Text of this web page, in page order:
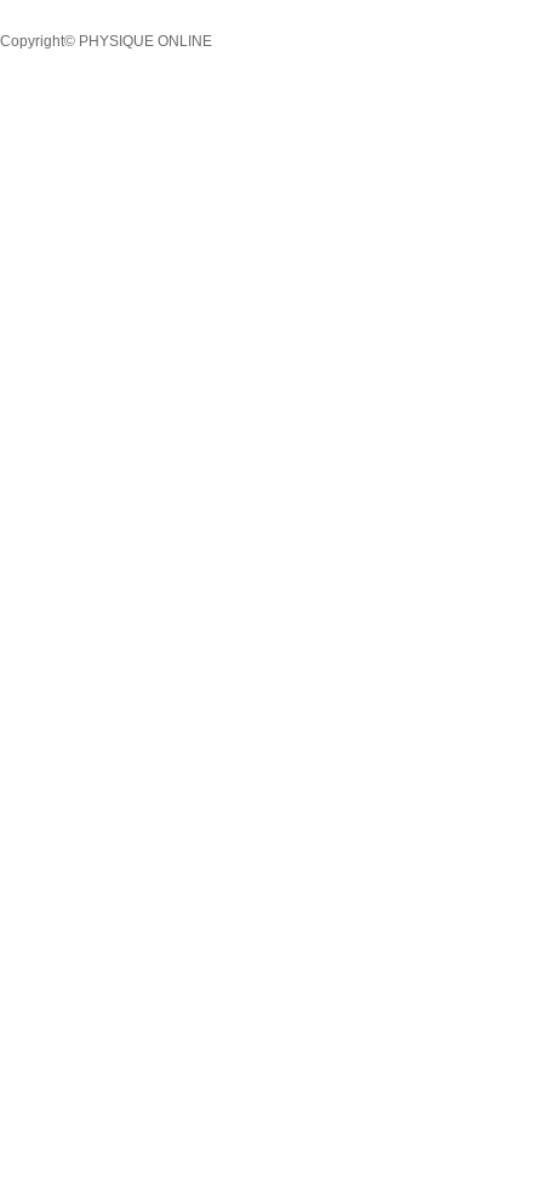
Copyright© PHYSIQUE ONLINE